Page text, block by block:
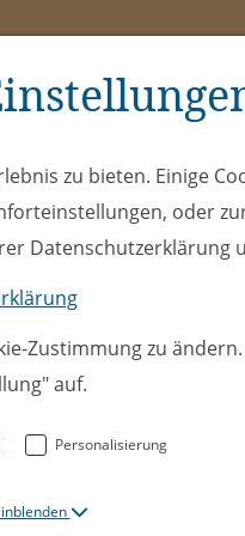
zu bieten. Einige
oder
Datenschutzerklärung
Zustimmung zu
auf.
Personalisierung